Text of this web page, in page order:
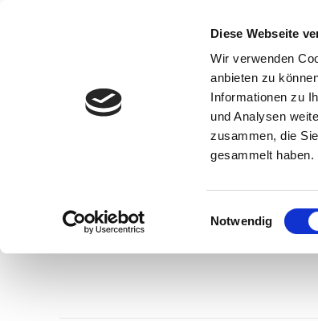
Diese Webseite
Wir verwenden
anbieten zu
Informationen zu
und Analysen
zusammen, die
gesammelt haben.
Notwendig